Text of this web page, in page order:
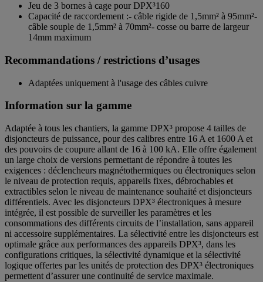
Jeu de 3 bornes à cage pour DPX³160
Capacité de raccordement :- câble rigide de 1,5mm² à 95mm²-
câble souple de 1,5mm² à 70mm²- cosse ou barre de largeur
14mm maximum
Recommandations / restrictions d’usages
Adaptées uniquement à l'usage des câbles cuivre
Information sur la gamme
Adaptée à tous les chantiers, la gamme DPX³ propose 4 tailles de
disjoncteurs de puissance, pour des calibres entre 16 A et 1600 A et
des pouvoirs de coupure allant de 16 à 100 kA. Elle offre également
un large choix de versions permettant de répondre à toutes les
exigences : déclencheurs magnétothermiques ou électroniques selon
le niveau de protection requis, appareils fixes, débrochables et
extractibles selon le niveau de maintenance souhaité et disjoncteurs
différentiels. Avec les disjoncteurs DPX³ électroniques à mesure
intégrée, il est possible de surveiller les paramètres et les
consommations des différents circuits de l’installation, sans appareil
ni accessoire supplémentaires. La sélectivité entre les disjoncteurs est
optimale grâce aux performances des appareils DPX³, dans les
configurations critiques, la sélectivité dynamique et la sélectivité
logique offertes par les unités de protection des DPX³ électroniques
permettent d’assurer une continuité de service maximale.